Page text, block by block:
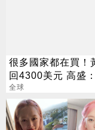
很多國家都在買！
回4300美元 高盛：
來了
全球